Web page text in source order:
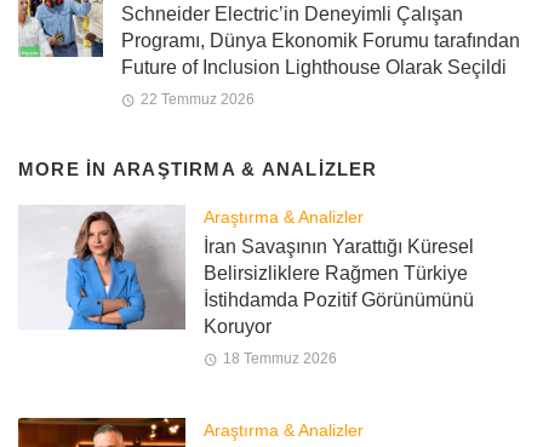
Schneider Electric’in Deneyimli Çalışan
Programı, Dünya Ekonomik Forumu tarafından
Future of Inclusion Lighthouse Olarak Seçildi
22 Temmuz 2026
MORE IN ARAŞTIRMA & ANALIZLER
Araştırma & Analizler
İran Savaşının Yarattığı Küresel
Belirsizliklere Rağmen Türkiye
İstihdamda Pozitif Görünümünü
Koruyor
18 Temmuz 2026
Araştırma & Analizler